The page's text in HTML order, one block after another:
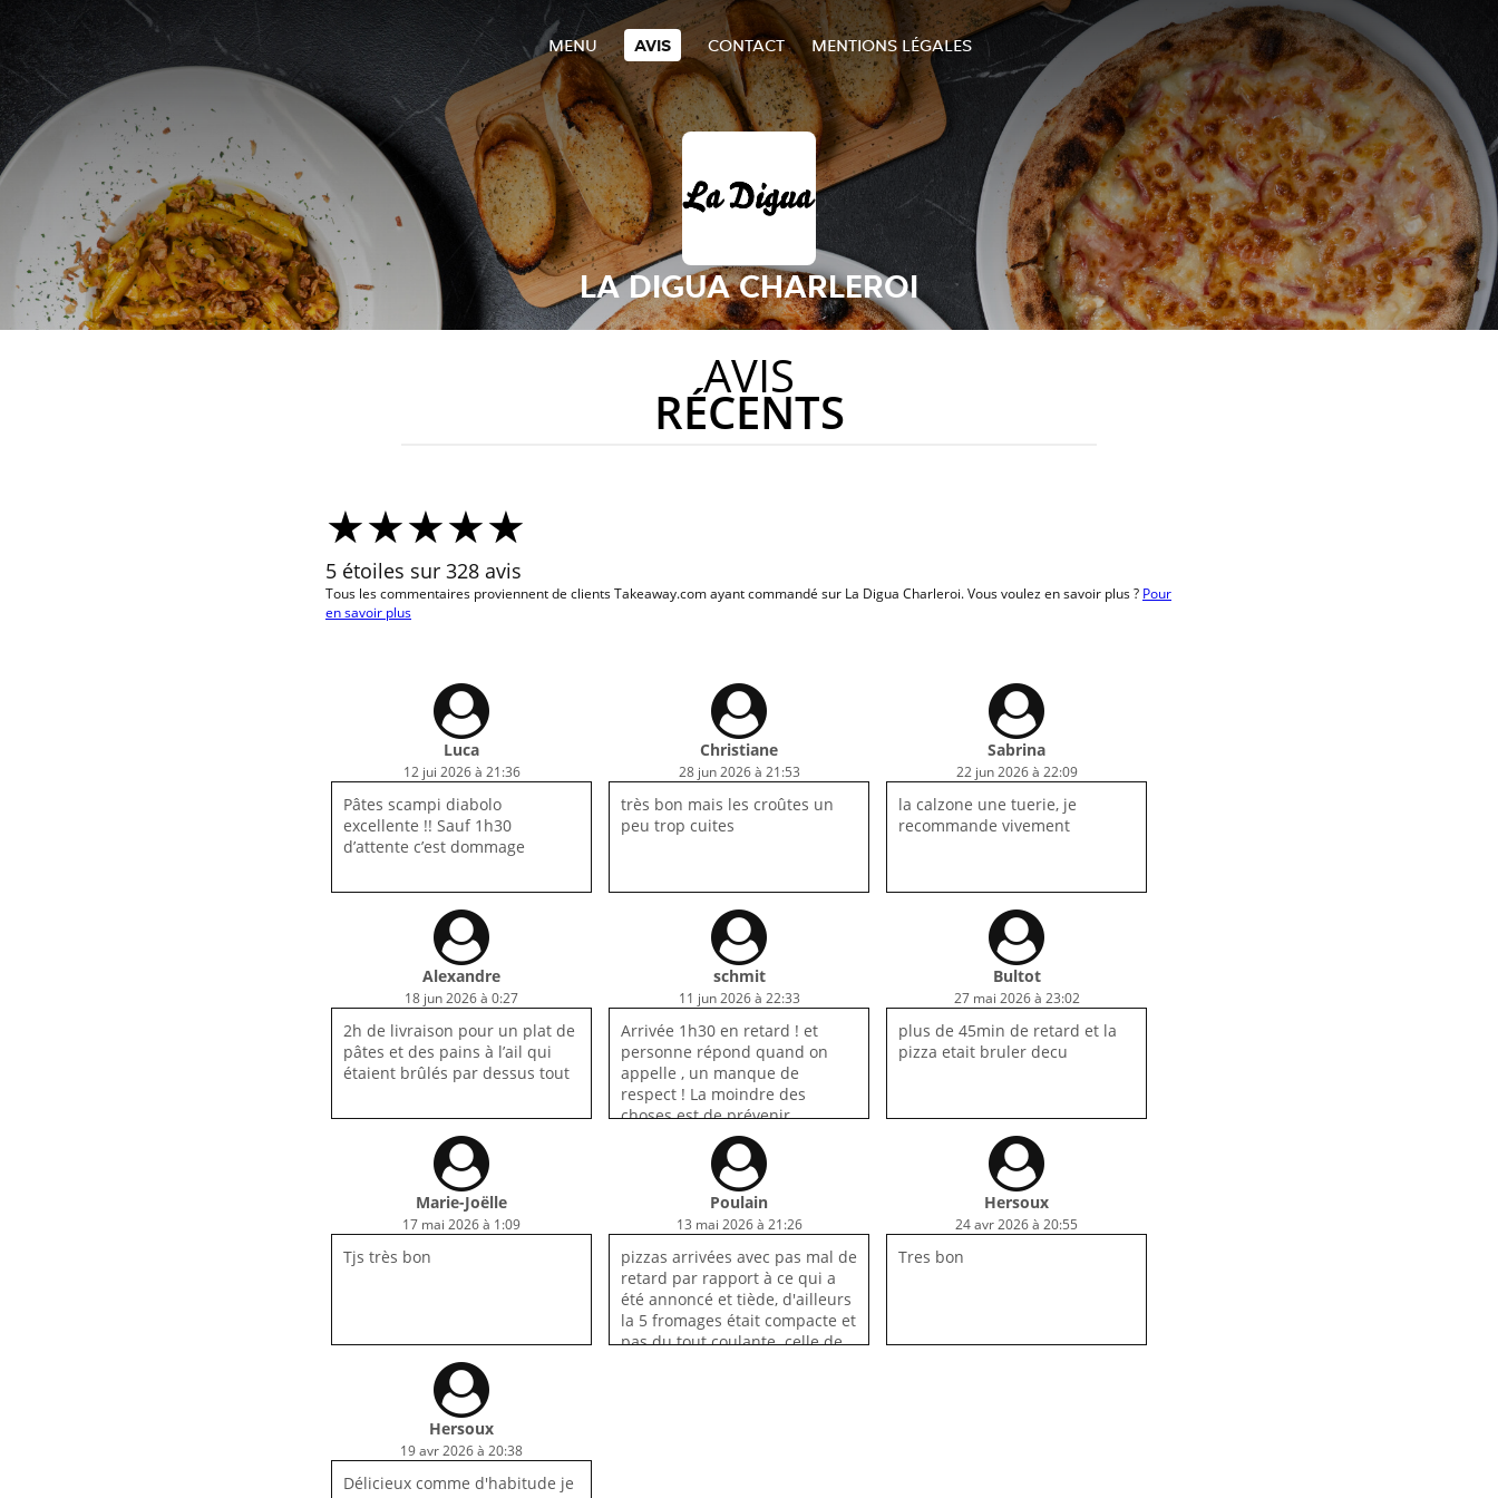
MENU AVIS CONTACT MENTIONS LÉGALES
LA DIGUA CHARLEROI
AVIS
RÉCENTS
5 étoiles sur 328 avis
Tous les commentaires proviennent de clients Takeaway.com ayant commandé sur La Digua Charleroi. Vous voulez en savoir plus ? Pour
en savoir plus
Luca
12 jui 2026 à 21:36
Pâtes scampi diabolo
excellente !! Sauf 1h30
d’attente c’est dommage
Christiane
28 jun 2026 à 21:53
très bon mais les croûtes un
peu trop cuites
Sabrina
22 jun 2026 à 22:09
la calzone une tuerie, je
recommande vivement
Alexandre
18 jun 2026 à 0:27
2h de livraison pour un plat de
pâtes et des pains à l’ail qui
étaient brûlés par dessus tout
schmit
11 jun 2026 à 22:33
Arrivée 1h30 en retard ! et
personne répond quand on
appelle , un manque de
respect ! La moindre des
choses est de prévenir.
Bultot
27 mai 2026 à 23:02
plus de 45min de retard et la
pizza etait bruler decu
Marie-Joëlle
17 mai 2026 à 1:09
Tjs très bon
Poulain
13 mai 2026 à 21:26
pizzas arrivées avec pas mal de
retard par rapport à ce qui a
été annoncé et tiède, d'ailleurs
la 5 fromages était compacte et
pas du tout coulante. celle de
Hersoux
24 avr 2026 à 20:55
Tres bon
Hersoux
19 avr 2026 à 20:38
Délicieux comme d'habitude je